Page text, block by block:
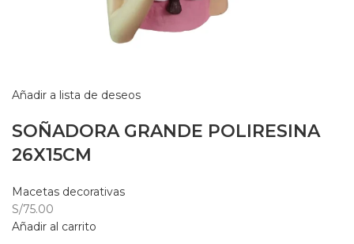
Añadir a lista de deseos
SOÑADORA GRANDE POLIRESINA
26X15CM
Macetas decorativas
S/75.00
Añadir al carrito